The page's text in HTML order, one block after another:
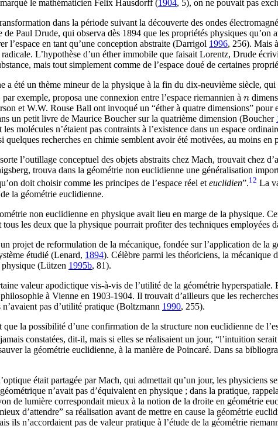
le mathématicien Felix Hausdorff (1904, 5), on ne pouvait pas
dans la période suivant la découverte des ondes
Paul Drude, qui observa dès 1894 que les propriétés physiques qu’on
l’espace en tant qu’une conception abstraite (Darrigol 1996, 256). Mais
L’hypothèse d’un éther immobile que faisait Lorentz, Drude
mais tout simplement comme de l’espace doué de certaines
été un thème mineur de la physique à la fin du dix-neuvième siècle,
exemple, proposa une connexion entre l’espace riemannien à n
n
et W.W. Rouse Ball ont invoqué un “éther à quatre dimensions” pour
un petit livre de Maurice Boucher sur la quatrième dimension (Boucher
molécules n’étaient pas contraints à l’existence dans un espace
quelques recherches en chimie semblent avoir été motivées, au moins en
l’outillage conceptuel des objets abstraits chez Mach, trouvait chez
trouva dans la géométrie non euclidienne une généralisation
doit choisir comme les principes de l’espace réel eteuclidien”.12 La
la géométrie euclidienne.
non euclidienne en physique avait lieu en marge de la physique.
les deux que la physique pourrait profiter des techniques employées
projet de reformulation de la mécanique, fondée sur l’application de la
étudié (Lenard, 1894). Célèbre parmi les théoriciens, la mécanique
physique (Lützen 1995b, 81).
valeur apodictique vis-à-vis de l’utilité de la géométrie hyperspatiale.
à Vienne en 1903-1904. Il trouvait d’ailleurs que les
pas d’utilité pratique (Boltzmann 1990, 255).
la possibilité d’une confirmation de la structure non euclidienne de
constatées, dit-il, mais si elles se réalisaient un jour, “l’intuition
la géométrie euclidienne, à la manière de Poincaré. Dans sa
était partagée par Mach, qui admettait qu’un jour, les physiciens
n’avait pas d’équivalent en physique ; dans la pratique,
de lumière correspondait mieux à la notion de la droite en géométrie
d’attendre” sa réalisation avant de mettre en cause la géométrie
ils n’accordaient pas de valeur pratique à l’étude de la géométrie